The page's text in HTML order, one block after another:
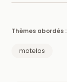
Thèmes abordés :
matelas